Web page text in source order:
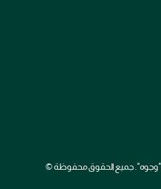
"وجوه". جميع الحقوق محفوظة ©